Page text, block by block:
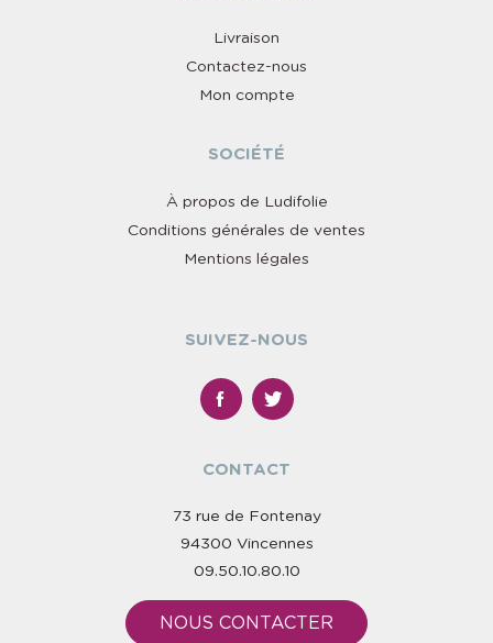
Livraison
Contactez-nous
Mon compte
SOCIÉTÉ
À propos de Ludifolie
Conditions générales de ventes
Mentions légales
SUIVEZ-NOUS
CONTACT
73 rue de Fontenay
94300 Vincennes
09.50.10.80.10
NOUS CONTACTER